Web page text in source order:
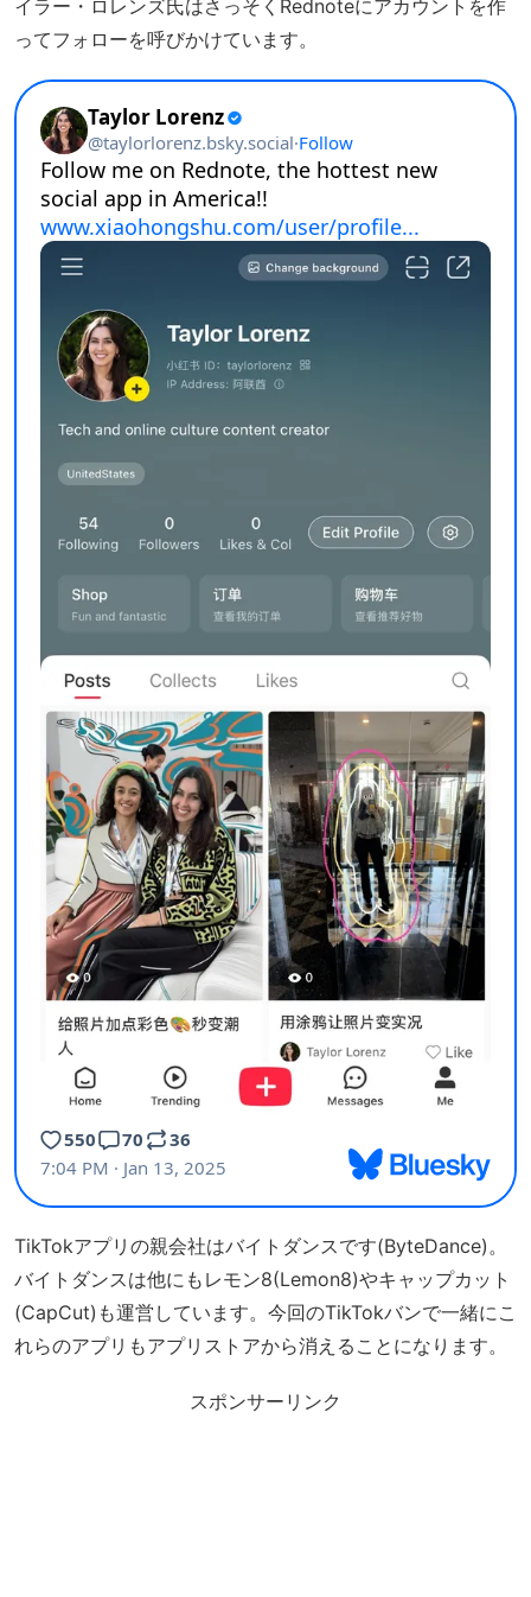
イラー・ロレンズ氏はさっそくRednoteにアカウントを作
ってフォローを呼びかけています。
TikTokアプリの親会社はバイトダンスです(ByteDance)。
バイトダンスは他にもレモン8(Lemon8)やキャップカット
(CapCut)も運営しています。今回のTikTokバンで一緒にこ
れらのアプリもアプリストアから消えることになります。
スポンサーリンク